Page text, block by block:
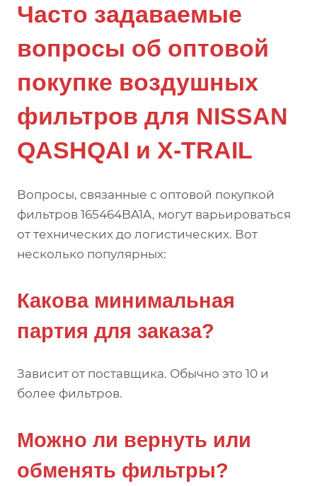
Часто задаваемые
вопросы об оптовой
покупке воздушных
фильтров для NISSAN
QASHQAI и X-TRAIL
Вопросы, связанные с оптовой покупкой
фильтров 165464BA1A, могут варьироваться
от технических до логистических. Вот
несколько популярных:
Какова минимальная
партия для заказа?
Зависит от поставщика. Обычно это 10 и
более фильтров.
Можно ли вернуть или
обменять фильтры?